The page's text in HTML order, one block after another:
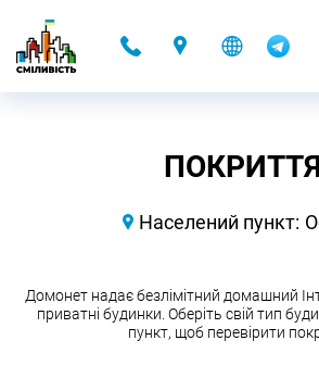
Населений пункт:
Домонет надає безлімітний домашний
приватні будинки. Оберіть свій тип
пункт, щоб перевірити